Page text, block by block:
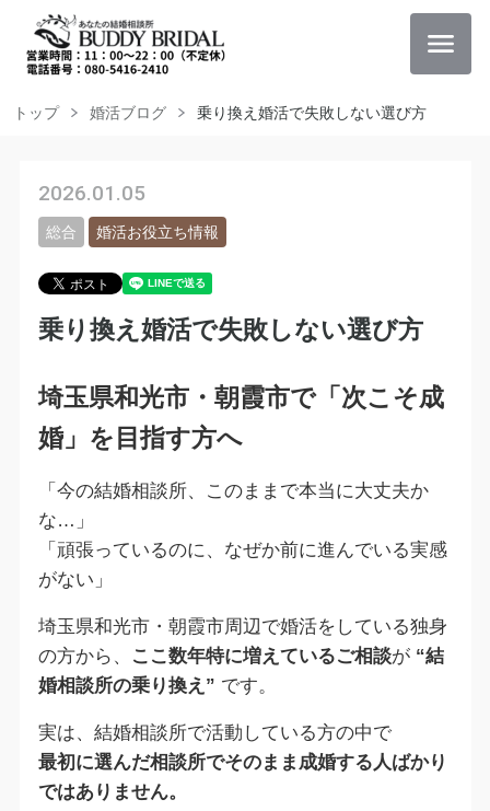
トップ 婚活ブログ 乗り換え婚活で失敗しない選び方
2026.01.05
総合 婚活お役立ち情報
乗り換え婚活で失敗しない選び方
埼玉県和光市・朝霞市で「次こそ成
婚」を目指す方へ
「今の結婚相談所、このままで本当に大丈夫か
な…」
「頑張っているのに、なぜか前に進んでいる実感
がない」
埼玉県和光市・朝霞市周辺で婚活をしている独身
の方から、
ここ数年特に増えているご相談が “結
婚相談所の乗り換え” です。
実は、結婚相談所で活動している方の中で
最初に選んだ相談所でそのまま成婚する人ばかり
ではありません。